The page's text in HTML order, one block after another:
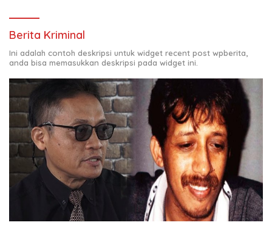
Berita Kriminal
Ini adalah contoh deskripsi untuk widget recent post wpberita,
anda bisa memasukkan deskripsi pada widget ini.